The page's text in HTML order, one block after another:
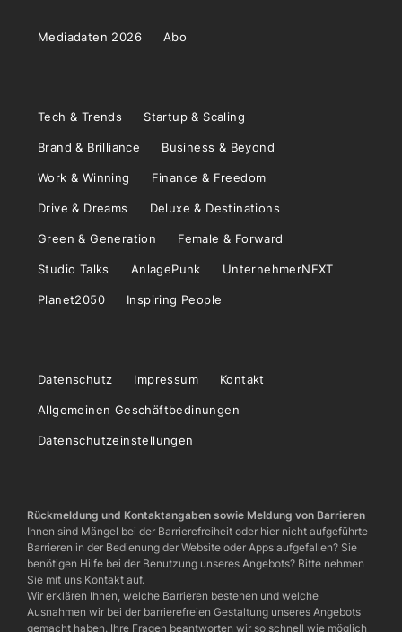
Mediadaten 2026 Abo
Tech & Trends Startup & Scaling
Brand & Brilliance Business & Beyond
Work & Winning Finance & Freedom
Drive & Dreams Deluxe & Destinations
Green & Generation Female & Forward
Studio Talks AnlagePunk UnternehmerNEXT
Planet2050 Inspiring People
Datenschutz Impressum Kontakt
Allgemeinen Geschäftbedinungen
Datenschutzeinstellungen
Rückmeldung und Kontaktangaben sowie Meldung von Barrieren
Ihnen sind Mängel bei der Barrierefreiheit oder hier nicht aufgeführte
Barrieren in der Bedienung der Website oder Apps aufgefallen? Sie
benötigen Hilfe bei der Benutzung unseres Angebots? Bitte nehmen
Sie mit uns Kontakt auf.
Wir erklären Ihnen, welche Barrieren bestehen und welche
Ausnahmen wir bei der barrierefreien Gestaltung unseres Angebots
gemacht haben. Ihre Fragen beantworten wir so schnell wie möglich